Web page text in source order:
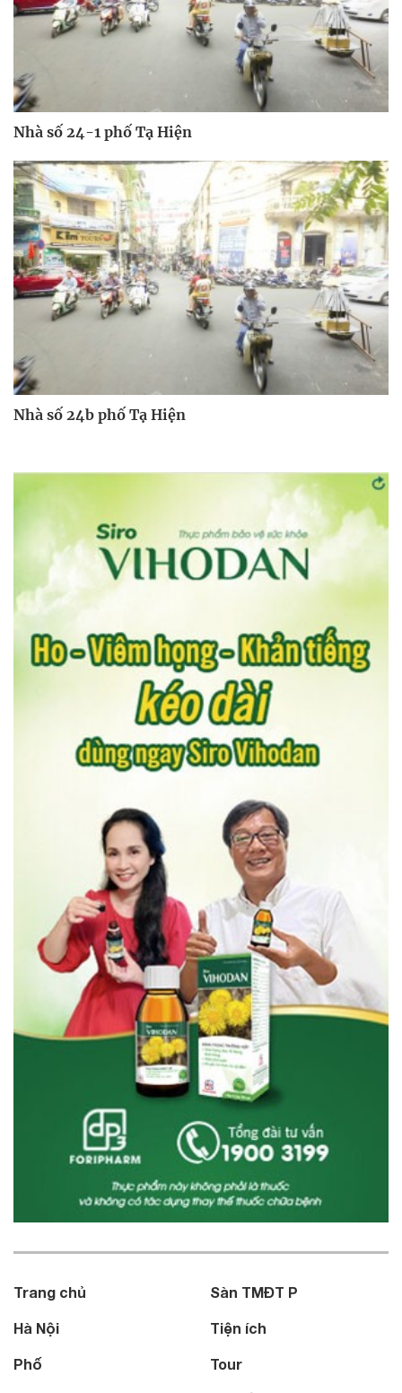
Nhà số 24-1 phố Tạ Hiện
Nhà số 24b phố Tạ Hiện
Trang chủ
Hà Nội
Phố
Sàn TMĐT P
Tiện ích
Tour